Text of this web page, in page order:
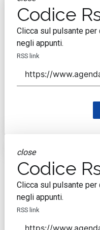
Codice
Clicca sul pulsante per
negli appunti.
RSS link
close
Codice
Clicca sul pulsante per
negli appunti.
RSS link